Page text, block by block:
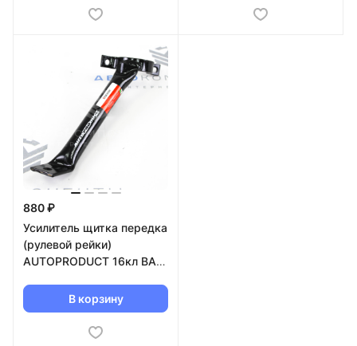
880 ₽
Усилитель щитка передка
(рулевой рейки)
AUTOPRODUCT 16кл ВАЗ
(АР 0285)В корзину